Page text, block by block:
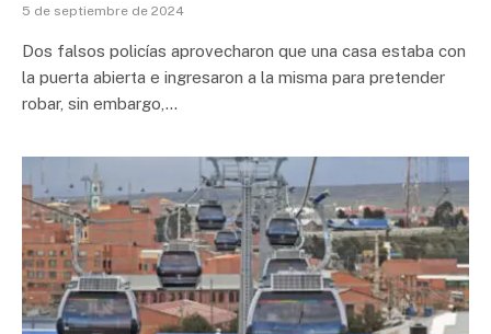
5 de septiembre de 2024
Dos falsos policías aprovecharon que una casa estaba con
la puerta abierta e ingresaron a la misma para pretender
robar, sin embargo,…